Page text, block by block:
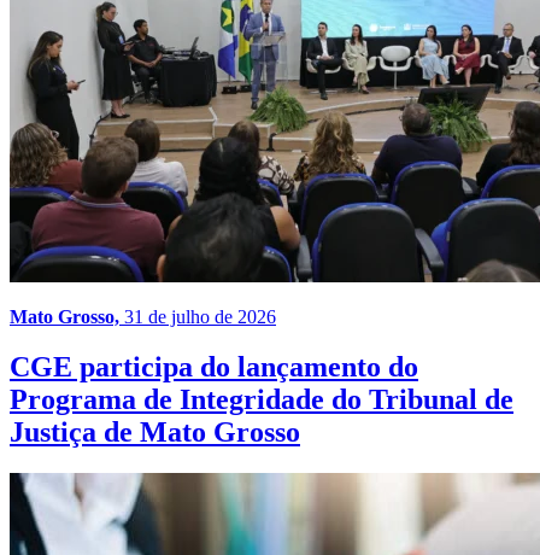
Mato Grosso, 31 de julho de 2026
CGE participa do lançamento do
Programa de Integridade do Tribunal de
Justiça de Mato Grosso